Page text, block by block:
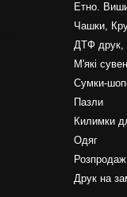
Етно.
Чашки,
ДТФ друк,
М'які
Сумки-
Пазли
Килимки
Одяг
Розпродаж
Друк на